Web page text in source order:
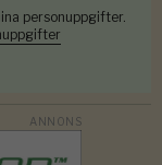
personuppgifter.